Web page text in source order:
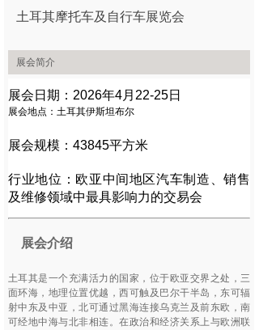
土耳其摩托车及自行车展览会
展会简介
展会日期：2026年4月22-25日
展会地点：土耳其伊斯坦布尔
展会规模：43845平方米
行业地位： 欧亚中间地区汽车制造、销售
及维修领域中最具影响力的交易会
展会介绍
土耳其是一个充满活力的国家，位于欧亚交界之处，三
面环海，地理位置优越，西可触及巴尔干半岛，东可辐
射中东及中亚，北可通过黑海连接乌克兰及前东欧，南
可经地中海与北非相连。在政治和经济关系上与欧洲联